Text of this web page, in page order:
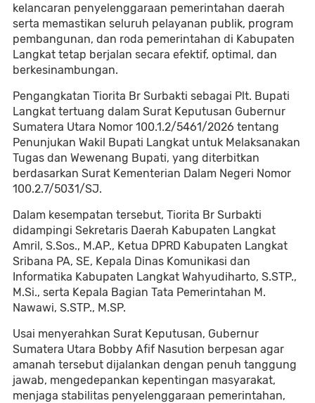
kelancaran penyelenggaraan pemerintahan daerah
serta memastikan seluruh pelayanan publik, program
pembangunan, dan roda pemerintahan di Kabupaten
Langkat tetap berjalan secara efektif, optimal, dan
berkesinambungan.
Pengangkatan Tiorita Br Surbakti sebagai Plt. Bupati
Langkat tertuang dalam Surat Keputusan Gubernur
Sumatera Utara Nomor 100.1.2/5461/2026 tentang
Penunjukan Wakil Bupati Langkat untuk Melaksanakan
Tugas dan Wewenang Bupati, yang diterbitkan
berdasarkan Surat Kementerian Dalam Negeri Nomor
100.2.7/5031/SJ.
Dalam kesempatan tersebut, Tiorita Br Surbakti
didampingi Sekretaris Daerah Kabupaten Langkat
Amril, S.Sos., M.AP., Ketua DPRD Kabupaten Langkat
Sribana PA, SE, Kepala Dinas Komunikasi dan
Informatika Kabupaten Langkat Wahyudiharto, S.STP.,
M.Si., serta Kepala Bagian Tata Pemerintahan M.
Nawawi, S.STP., M.SP.
Usai menyerahkan Surat Keputusan, Gubernur
Sumatera Utara Bobby Afif Nasution berpesan agar
amanah tersebut dijalankan dengan penuh tanggung
jawab, mengedepankan kepentingan masyarakat,
menjaga stabilitas penyelenggaraan pemerintahan,